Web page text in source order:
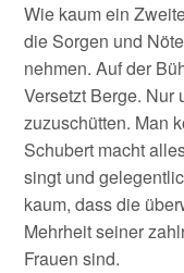
Wie kaum ein
die Sorgen und
nehmen. Auf der
Versetzt Berge. Nur
zuzuschütten. Man
Schubert macht
singt und
kaum, dass die
Mehrheit seiner
Frauen sind.